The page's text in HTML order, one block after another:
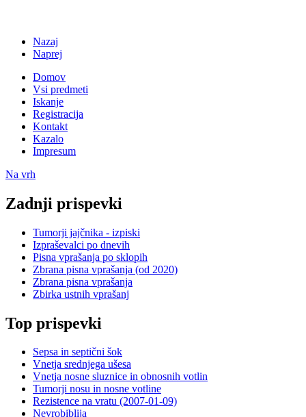
Nazaj
Naprej
Domov
Vsi predmeti
Iskanje
Registracija
Kontakt
Kazalo
Impresum
Na vrh
Zadnji prispevki
Tumorji jajčnika - izpiski
Izpraševalci po dnevih
Pisna vprašanja po sklopih
Zbrana pisna vprašanja (od 2020)
Zbrana pisna vprašanja
Zbirka ustnih vprašanj
Top prispevki
Sepsa in septični šok
Vnetja srednjega ušesa
Vnetja nosne sluznice in obnosnih votlin
Tumorji nosu in nosne votline
Rezistence na vratu (2007-01-09)
Nevrobiblija